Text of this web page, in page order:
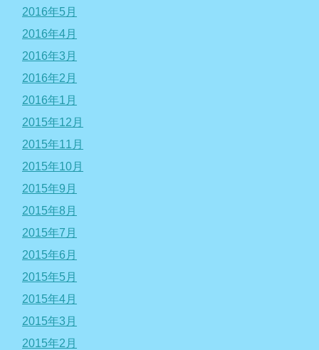
2016年5月
2016年4月
2016年3月
2016年2月
2016年1月
2015年12月
2015年11月
2015年10月
2015年9月
2015年8月
2015年7月
2015年6月
2015年5月
2015年4月
2015年3月
2015年2月